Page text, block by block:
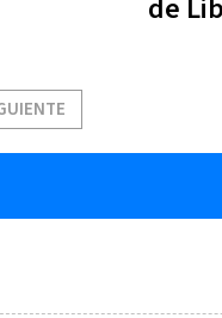
de